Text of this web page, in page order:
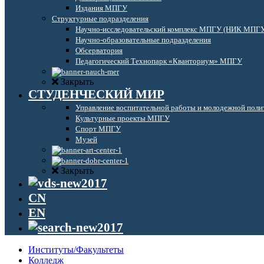
Издания МПГУ
Структурные подразделения
Научно-исследовательский комплекс МПГУ (НИК
Научно-образовательные подразделения
Обсерватория
Педагогический Технопарк «Кванториум» МПГУ
Закрыть
СТУДЕНЧЕСКИЙ МИР
Управление воспитательной работы и молодежной
Культурные проекты МПГУ
Спорт МПГУ
Музей
Закрыть
CN
EN
Институты/Факультеты
Колледж